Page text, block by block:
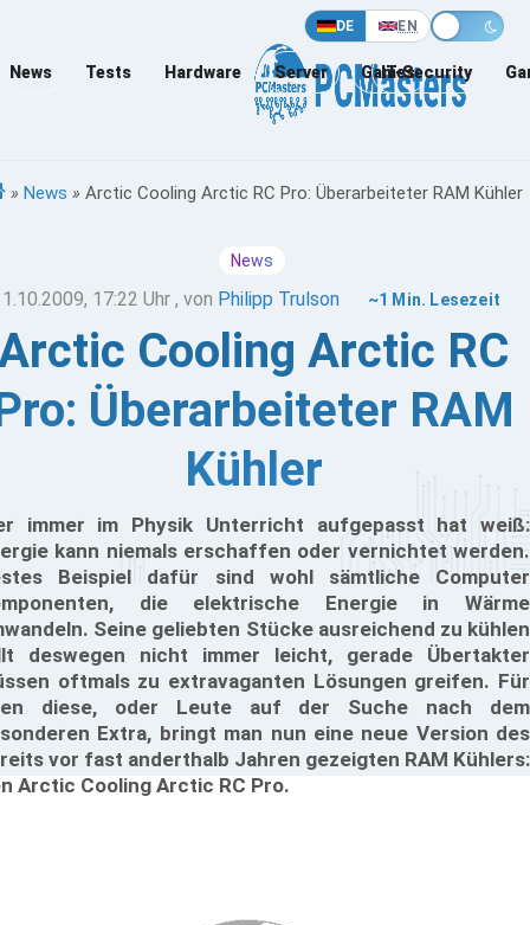
DE EN
News Tests Hardware Server Games
IT-Security
» News » Arctic Cooling Arctic RC Pro: Überarbeiteter RAM Kühler
News
17:22 Uhr , von Philipp Trulson ~1 Min. Lesezeit
Cooling Arctic RC
Überarbeiteter RAM
Kühler
immer im Physik Unterricht aufgepasst hat weiß:
kann niemals erschaffen oder vernichtet werden.
Beispiel dafür sind wohl sämtliche Computer
die elektrische Energie in Wärme
Seine geliebten Stücke ausreichend zu kühlen
deswegen nicht immer leicht, gerade Übertakter
oftmals zu extravaganten Lösungen greifen. Für
diese, oder Leute auf der Suche nach dem
Extra, bringt man nun eine neue Version des
vor fast anderthalb Jahren gezeigten RAM Kühlers:
Arctic Cooling Arctic RC Pro.